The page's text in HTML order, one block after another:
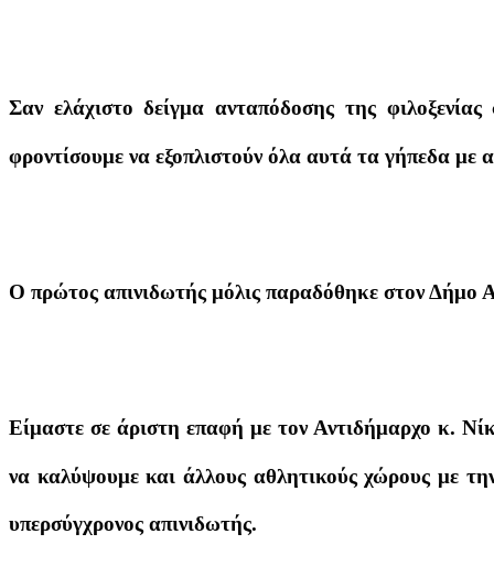
Σαν ελάχιστο δείγμα ανταπόδοσης της
φροντίσουμε να εξοπλιστούν όλα αυτά τα γήπεδα με
Ο πρώτος απινιδωτής μόλις παραδόθηκε στον Δήμο
Είμαστε σε άριστη επαφή με τον Αντιδήμαρχο κ.
να καλύψουμε και άλλους αθλητικούς χώρους με
υπερσύγχρονος απινιδωτής.